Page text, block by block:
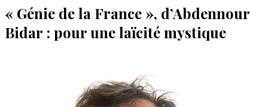
« Génie de la France », d’Abdennour
Bidar : pour une laïcité mystique